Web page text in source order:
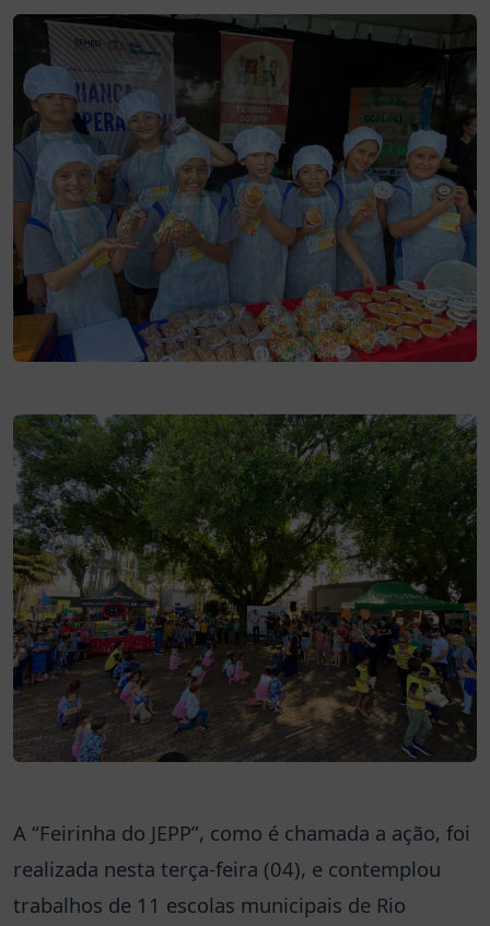
A “Feirinha do JEPP”, como é chamada a ação, foi
realizada nesta terça-feira (04), e contemplou
trabalhos de 11 escolas municipais de Rio